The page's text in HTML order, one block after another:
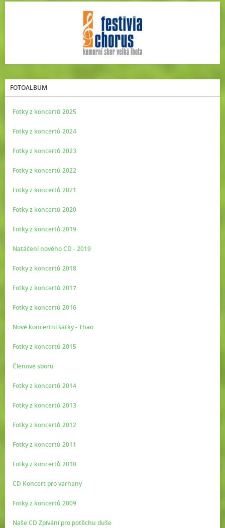
FOTOALBUM
Fotky z koncertů 2025
Fotky z koncertů 2024
Fotky z koncertů 2023
Fotky z koncertů 2022
Fotky z koncertů 2021
Fotky z koncertů 2020
Fotky z koncertů 2019
Natáčení nového CD - 2019
Fotky z koncertů 2018
Fotky z koncertů 2017
Fotky z koncertů 2016
Nové koncertní šátky - Thao
Fotky z koncertů 2015
Členové sboru
Fotky z koncertů 2014
Fotky z koncertů 2013
Fotky z koncertů 2012
Fotky z koncertů 2011
Fotky z koncertů 2010
CD Koncert pro varhany
Fotky z koncertů 2009
Naše CD Zpívání pro potěchu duše